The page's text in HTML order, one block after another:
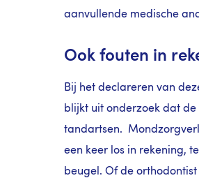
aanvullende medische
Ook fouten in
Bij het declareren van
blijkt uit onderzoek dat de
tandartsen.
een keer los in rekening,
beugel. Of de